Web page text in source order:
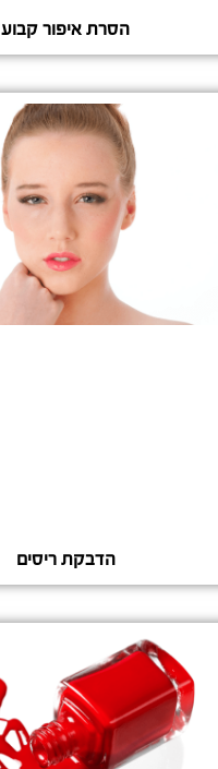
הסרת איפור קבוע
הדבקת ריסים